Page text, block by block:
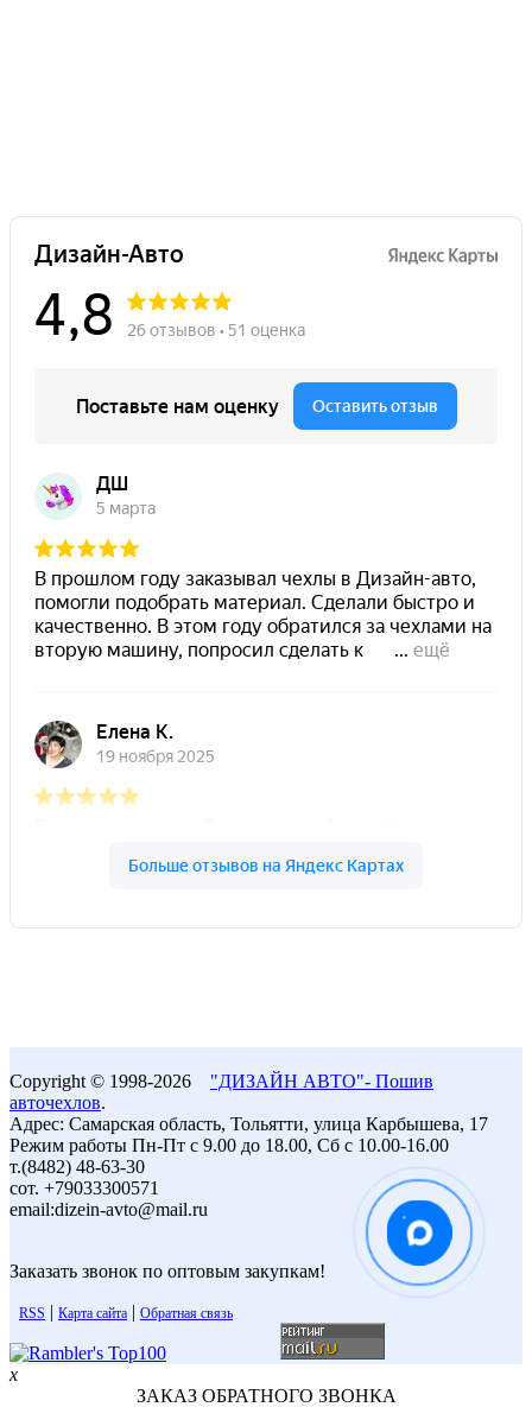
Copyright © 1998-2026 "ДИЗАЙН АВТО"- Пошив
авточехлов.
Адрес: Самарская область, Тольятти, улица Карбышева, 17
Режим работы Пн-Пт с 9.00 до 18.00, Сб с 10.00-16.00
т.(8482) 48-63-30
сот. +79033300571
email:dizein-avto@mail.ru
Заказать звонок по оптовым закупкам!
RSS | Карта сайта | Обратная связь
x
ЗАКАЗ ОБРАТНОГО ЗВОНКА